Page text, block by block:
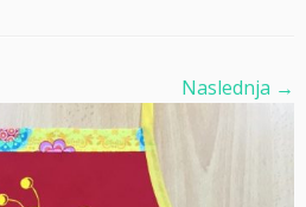
Naslednja →